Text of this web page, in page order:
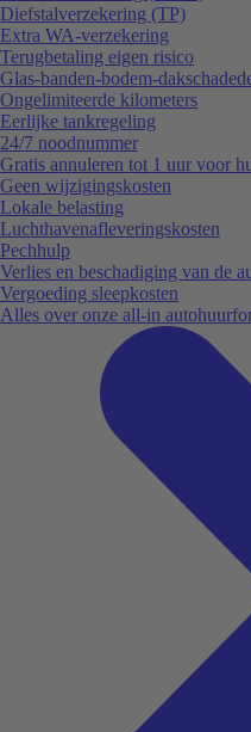
Diefstalverzekering (TP)
Extra WA-verzekering
Terugbetaling eigen risico
Glas-banden-bodem-
Ongelimiteerde kilometers
Eerlijke tankregeling
24/7 noodnummer
Gratis annuleren tot 1 uur voor
Geen wijzigingskosten
Lokale belasting
Luchthavenafleveringskosten
Pechhulp
Verlies en beschadiging van de
Vergoeding sleepkosten
Alles over onze all-in